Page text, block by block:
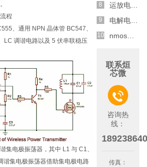
程
、通用 NPN 晶体管 BC547、
LC 调谐电路以及 5 伏串联稳压
集电极振荡器，其中 L1 与 C1、
谐集电极振荡器借助集电极电路
运放电压跟随器电路,原理与作用介绍
电解电容正负极判断,电解电容正负极区分介绍
nmos导通条件电流流向,nmos导通电压介绍
联系烜
芯微

咨询热
线：
传真：